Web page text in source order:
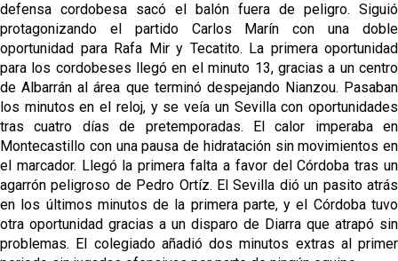
defensa cordobesa sacó el balón fuera de peligro. Siguió
protagonizando el partido Carlos Marín con una doble
oportunidad para Rafa Mir y Tecatito. La primera oportunidad
para los cordobeses llegó en el minuto 13, gracias a un centro
de Albarrán al área que terminó despejando Nianzou. Pasaban
los minutos en el reloj, y se veía un Sevilla con oportunidades
tras cuatro días de pretemporadas. El calor imperaba en
Montecastillo con una pausa de hidratación sin movimientos en
el marcador. Llegó la primera falta a favor del Córdoba tras un
agarrón peligroso de Pedro Ortíz. El Sevilla dió un pasito atrás
en los últimos minutos de la primera parte, y el Córdoba tuvo
otra oportunidad gracias a un disparo de Diarra que atrapó sin
problemas. El colegiado añadió dos minutos extras al primer